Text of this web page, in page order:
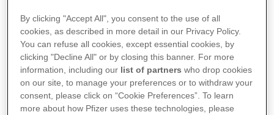
elaborati, adottati e costantemente aggiornati.
Il Modello si sostanzia in un insieme di protocolli,
volti a definire e regolare la struttura aziendale e la
gestione dei suoi processi sensibili
By clicking "Accept All", you consent to the use of all
cookies, as described in more detail in our Privacy Policy.
You can refuse all cookies, except essential cookies, by
clicking "Decline All" or by closing this banner. For more
information, including our list of partners who drop cookies
on our site, to manage your preferences or to withdraw your
consent, please click on “Cookie Preferences”. To learn
more about how Pfizer uses these technologies, please